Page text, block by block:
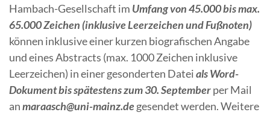
Hambach-Gesellschaft im Umfang von 45.000 bis max.
65.000 Zeichen (inklusive Leerzeichen und Fußnoten)
können inklusive einer kurzen biografischen Angabe
und eines Abstracts (max. 1000 Zeichen inklusive
Leerzeichen) in einer gesonderten Dateials Word-
Dokument bis spätestens zum 30. Septemberper Mail
anmaraasch@uni-mainz.degesendet werden. Weitere